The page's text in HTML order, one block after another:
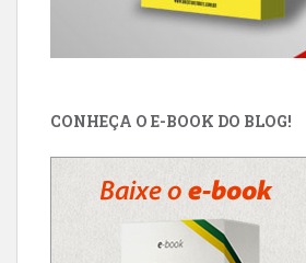
CONHEÇA O E-BOOK DO BLOG!